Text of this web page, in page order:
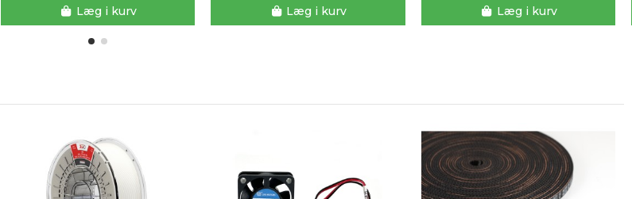
Læg i kurv
Læg i kurv
Læg i kurv